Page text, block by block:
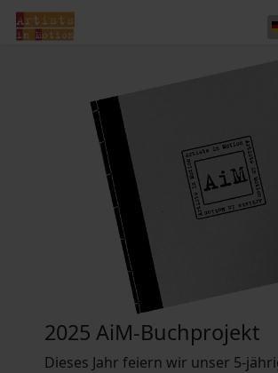
2025 AiM-Buchprojekt
Dieses Jahr feiern wir unser 5-